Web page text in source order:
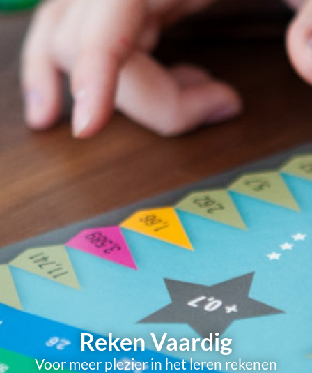
Reken Vaardig
Voor meer plezier in het leren rekenen